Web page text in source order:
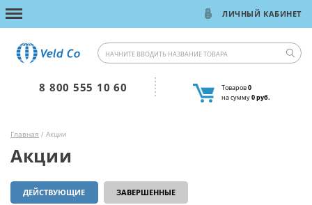
ЛИЧНЫЙ КАБИНЕТ
8 800 555 10 60 Товаров0
на сумму0 руб.
Главная / Акции
Акции
ДЕЙСТВУЮЩИЕ ЗАВЕРШЕННЫЕ